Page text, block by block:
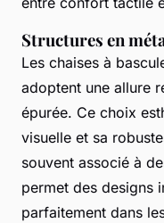
Structures en
Les chaises à
adoptent une allure
épurée. Ce choix
visuelle et sa
souvent associé à
permet des designs
parfaitement dans